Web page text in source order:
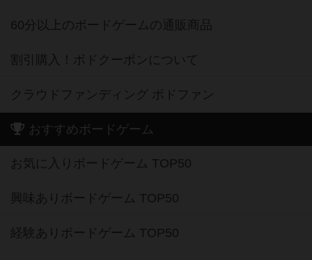
60分以上のボードゲームの通販商品
割引購入！ボドクーポンについて
クラウドファンディング ボドファン
おすすめボードゲーム
お気に入りボードゲーム TOP50
興味ありボードゲーム TOP50
経験ありボードゲーム TOP50